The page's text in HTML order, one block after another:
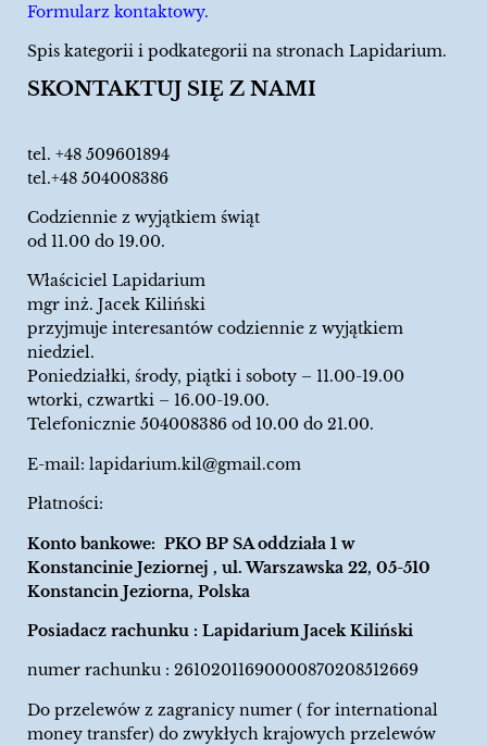
Formularz kontaktowy.
Spis kategorii i podkategorii na stronach Lapidarium.
SKONTAKTUJ SIĘ Z NAMI
tel. +48 509601894
tel.+48 504008386
Codziennie z wyjątkiem świąt
od 11.00 do 19.00.
Właściciel Lapidarium
mgr inż. Jacek Kiliński
przyjmuje interesantów codziennie z wyjątkiem
niedziel.
Poniedziałki, środy, piątki i soboty – 11.00-19.00
wtorki, czwartki – 16.00-19.00.
Telefonicznie 504008386 od 10.00 do 21.00.
E-mail: lapidarium.kil@gmail.com
Płatności:
Konto bankowe: PKO BP SA oddziała 1 w
Konstancinie Jeziornej , ul. Warszawska 22, 05-510
Konstancin Jeziorna, Polska
Posiadacz rachunku : Lapidarium Jacek Kiliński
numer rachunku : 26102011690000870208512669
Do przelewów z zagranicy numer ( for international
money transfer) do zwykłych krajowych przelewów